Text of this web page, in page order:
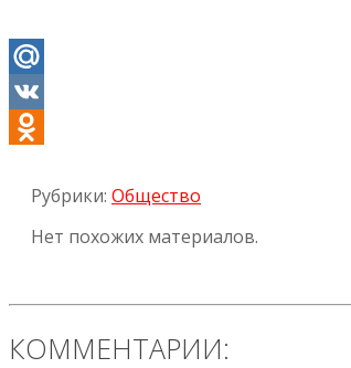
Mail.Ru
VK
Рубрики: Общество
Нет похожих материалов.
КОММЕНТАРИИ: